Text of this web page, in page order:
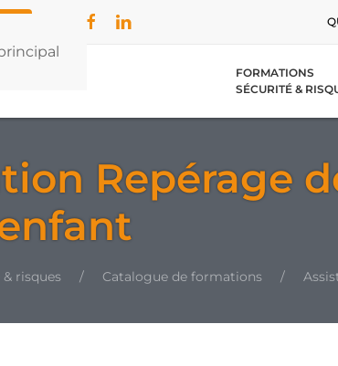
FORMATIONS
SÉCURITÉ &
Repérage
risques Catalogue de formations